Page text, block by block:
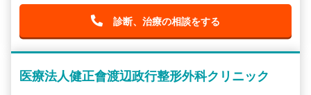
診断、治療の相談をする
医療法人健正會渡辺政行整形外科クリニック